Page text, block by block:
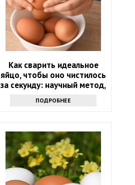
Как сварить идеальное
яйцо, чтобы оно чистилось
за секунду: научный метод,
основанный на физике
ПОДРОБНЕЕ